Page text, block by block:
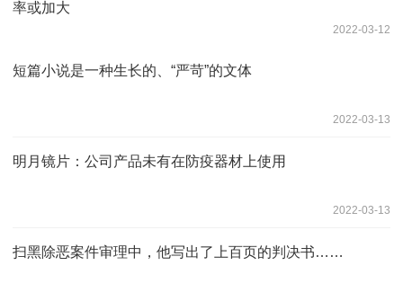
率或加大
2022-03-12
短篇小说是一种生长的、“严苛”的文体
2022-03-13
明月镜片：公司产品未有在防疫器材上使用
2022-03-13
扫黑除恶案件审理中，他写出了上百页的判决书……